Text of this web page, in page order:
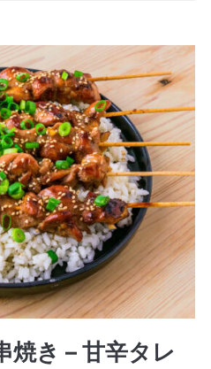
焼き – 甘辛タレ